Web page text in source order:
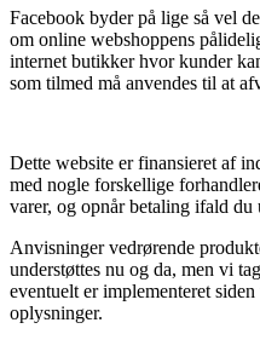
Facebook byder på lige så vel
om online webshoppens
internet butikker hvor kunder
som tilmed må anvendes til at
Dette website er finansieret af
med nogle forskellige
varer, og opnår betaling ifald du
Anvisninger vedrørende
understøttes nu og da, men vi
eventuelt er implementeret
oplysninger.